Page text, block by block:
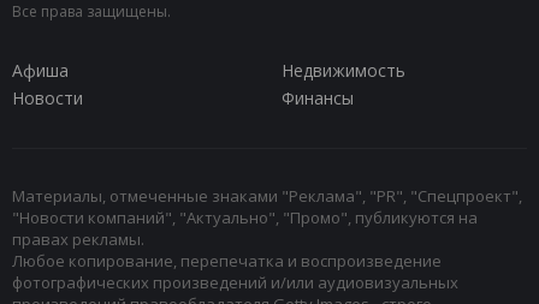
Все права защищены.
Афиша
Недвижимость
Новости
Финансы
Материалы, отмеченные знаками "Реклама", "PR", "Спецпроект",
"Новости компаний", "Актуально", "Промо", публикуются на
правах рекламы.
Любое копирование, перепечатка и воспроизведение
фотографических произведений и/или аудиовизуальных